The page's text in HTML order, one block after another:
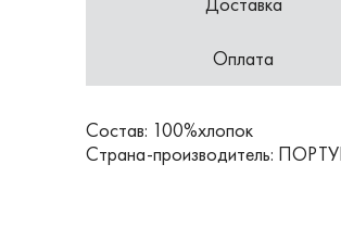
Оплата
Состав: 100%хлопок
Страна-производитель: